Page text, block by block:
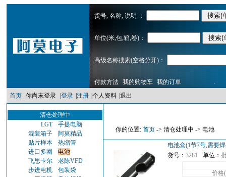
货号, 名称, 说明 ：
单位(米,包,箱,卷)：
高级名称搜索(空格分开)：
付款方法 我的购物车 我的订单
.
首页 你尚末登录 登录 注册 个人资料 退出
清仓处理中
LGT
手提电脑
混装箱子
阿莫精品
贴片样本
热缩管
进口多圈
电池
飞思卡尔
老陈VFD
步进电机
包装袋
你的位置: 首页 -> 清仓处理中 -> 电池
电池盒(1节7号,需要
货号： 3281 单位：
价格